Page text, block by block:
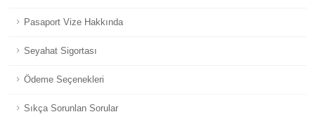
Pasaport Vize Hakkında
Seyahat Sigortası
Ödeme Seçenekleri
Sıkça Sorunlan Sorular